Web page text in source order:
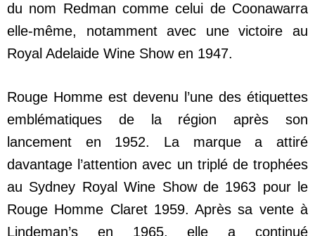
du nom Redman comme celui de Coonawarra
elle-même, notamment avec une victoire au
Royal Adelaide Wine Show en 1947.
Rouge Homme est devenu l’une des étiquettes
emblématiques de la région après son
lancement en 1952. La marque a attiré
davantage l’attention avec un triplé de trophées
au Sydney Royal Wine Show de 1963 pour le
Rouge Homme Claret 1959. Après sa vente à
Lindeman’s en 1965, elle a continué